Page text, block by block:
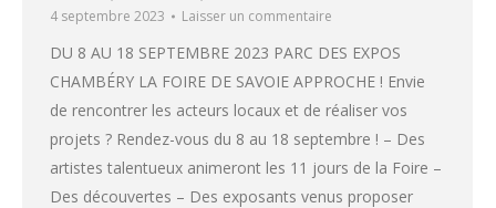
4 septembre 2023
Laisser un commentaire
DU 8 AU 18 SEPTEMBRE 2023 PARC DES EXPOS
CHAMBÉRY LA FOIRE DE SAVOIE APPROCHE ! Envie
de rencontrer les acteurs locaux et de réaliser vos
projets ? Rendez-vous du 8 au 18 septembre ! – Des
artistes talentueux animeront les 11 jours de la Foire –
Des découvertes – Des exposants venus proposer